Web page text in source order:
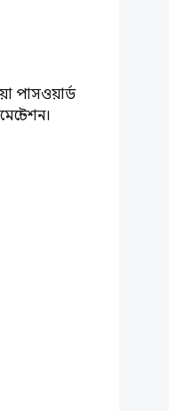
পাসওয়ার্ড